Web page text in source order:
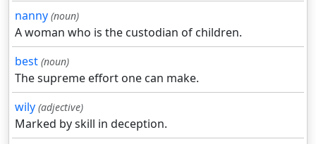
nanny (noun)
A woman who is the custodian of children.
best (noun)
The supreme effort one can make.
wily (adjective)
Marked by skill in deception.